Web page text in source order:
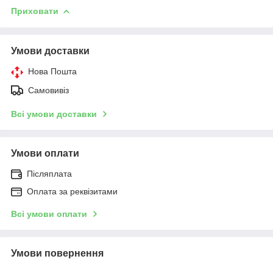
Приховати
Умови доставки
Нова Пошта
Самовивіз
Всі умови доставки
Умови оплати
Післяплата
Оплата за реквізитами
Всі умови оплати
Умови повернення